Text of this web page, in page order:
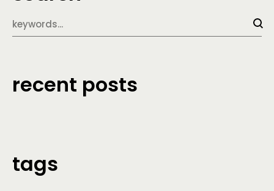
recent posts
tags